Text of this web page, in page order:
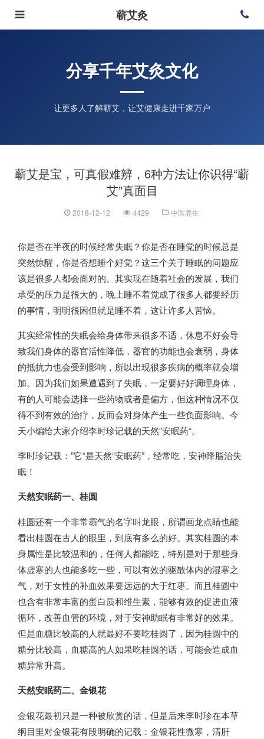
蕲艾灸
分享千年艾灸文化
让更多人了解蕲艾，让艾健康走进千家万户
蕲艾是宝，可真假难辨，6种方法让你识得“蕲
艾”真面目
2018-12-12 4429 中医养生
你是否在半夜的时候经常失眠？你是否在睡觉的时候总是
突然惊醒，你是否想睡个好觉？这三个关于睡眠的问题应
该是很多人都会面对的。其实现在随着社会的发展，我们
承受的压力是很大的，晚上睡不着觉成了很多人都要经历
的事情，明明很困但就是睡不着，这让许多人苦恼。
其实经常性的失眠会给身体带来很多不适，休息不好会导
致我们身体的器官活性降低，器官的功能也会衰弱，身体
的抵抗力也会受到影响，所以出现很多疾病的概率就会增
加。因为我们如果遭遇到了失眠，一定要好好调理身体，
有的人可能会选择一些药物或者是偏方，但这种情况不仅
得不到有效的治疗，反而会对身体产生一些负面影响。今
天小编给大家介绍李时珍记载的天然”安眠药“。
李时珍记载：”它“是天然“安眠药”，经常吃，安神降脂治失
眠！
天然安眠药一、桂圆
桂圆还有一个非常霸气的名字叫龙眼，所谓画龙点睛也能
看出桂圆在古人的眼里，到底有多么的好。其实桂圆的本
身属性是比较温和的，任何人都能吃，特别是对于那些身
体虚寒的人也能多吃一些，可以有效的驱散体内的湿寒之
气，对于女性的补血效果要远远的大于红枣。而且桂圆中
也含有非常丰富的蛋白质和维生素，能够有效的促进血液
循环，改善血管的环境，对于安神助眠有非常好的效果。
但是血糖比较高的人就最好不要吃桂圆了，因为桂圆中的
糖分比较高，血糖高的人如果吃桂圆的话，可能会造成血
糖异常升高。
天然安眠药二、金银花
金银花最初只是一种被欣赏的话，但是后来李时珍在本草
纲目里对金银花有段明确的记载：金银花性微寒，清肝